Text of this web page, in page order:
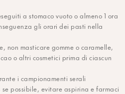
a stomaco vuoto o almeno 1 ora
gli orari dei pasti nella
non masticare gomme o caramelle,
o altri cosmetici prima di ciascun
i campionamenti serali
possibile, evitare aspirina e farmaci